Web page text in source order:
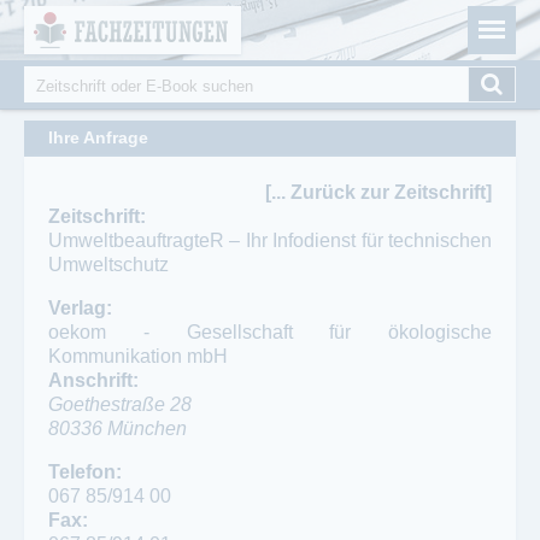
Fachzeitungen.de - Das unabhängige Portal für
Fachmagazine Fachpublikationen & eBooks
Suchformular
Suche
Ihre Anfrage
[... Zurück zur Zeitschrift]
Zeitschrift:
UmweltbeauftragteR – Ihr Infodienst für technischen
Umweltschutz
Verlag:
oekom - Gesellschaft für ökologische
Kommunikation mbH
Anschrift:
Goethestraße 28
80336 München
Telefon:
089/ 54 41 84 200
Fax:
Telefon:
067 85/914 00
Fax:
Cookie-Einstellungen